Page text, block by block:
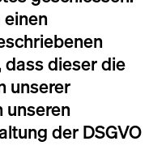
einen
dieser die
unserer
unseren
der DSGVO